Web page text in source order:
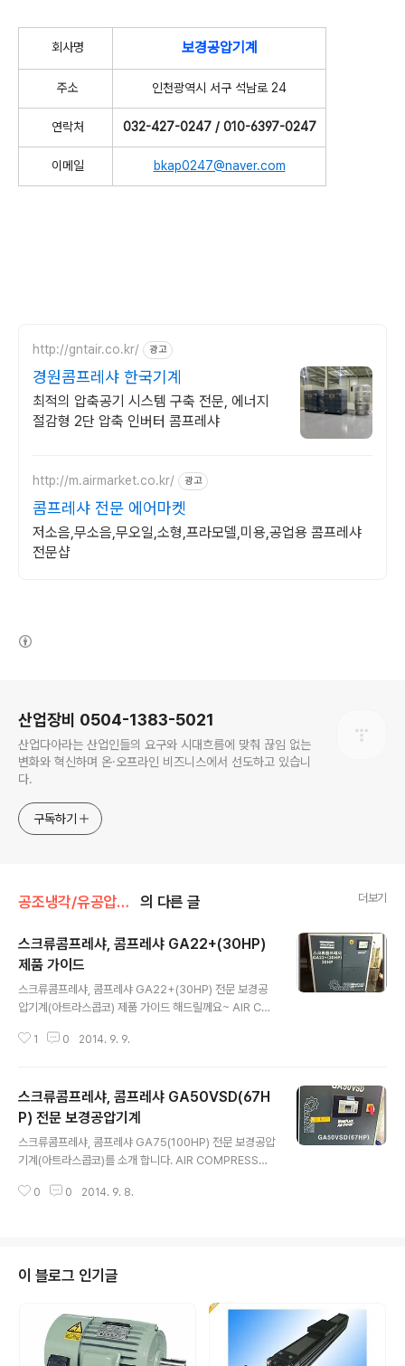
회사명 보경공압기계
주소 인천광역시 서구 석남로 24
연락처 032-427-0247 / 010-6397-0247
이메일 bkap0247@naver.com
http://gntair.co.kr/ 광고
경원콤프레샤 한국기계
최적의 압축공기 시스템 구축 전문, 에너지
절감형 2단 압축 인버터 콤프레샤
http://m.airmarket.co.kr/ 광고
콤프레샤 전문 에어마켓
저소음,무소음,무오일,소형,프라모델,미용,공업용 콤프레샤
전문샵
산업장비 0504-1383-5021
산업다아라는 산업인들의 요구와 시대흐름에 맞춰 끊임 없는
변화와 혁신하며 온·오프라인 비즈니스에서 선도하고 있습니
다.
구독하기
공조냉각/유공압유분체 의 다른 글 더보기
스크류콤프레샤, 콤프레샤 GA22+(30HP)
제품 가이드
스크류콤프레샤, 콤프레샤 GA22+(30HP) 전문 보경공
압기계(아트라스콥코) 제품 가이드 해드릴께요~ AIR CO
결해 드리겠습니다. ATLAS COPCO G--PACK(Scre
경우 현재 8,000여대가 가동되고 있으며 약 35% 이상의
Market Share를 갖고 있는 명실상부한 Market Lead
er로 자리잡고 있습니다. 경인지역의 완벽한 After Servi
ce를 위하여 인천대리점에 Service 부품이 전량 확보 되
어 있으며, Service Workshop을 운영하고 숙련된 Aft
er Service Man 5명이 확보 ..
1 0 2014. 9. 9.
스크류콤프레샤, 콤프레샤 GA50VSD(67H
P) 전문 보경공압기계
스크류콤프레샤, 콤프레샤 GA75(100HP) 전문 보경공압
기계(아트라스콥코)를 소개 합니다. AIR COMPRESSOR
니다. ATLAS COPCO G--PACK(Screw Compres
e를 갖고 있는 명실상부한 Market Leader로 자리잡고
있습니다. 경인지역의 완벽한 After Service를 위하여 인
천대리점에 Service 부품이 전량 확보 되어 있으며, Ser
vice Workshop을 운영하고 숙련된 After Service M
an 5명이 확보 되어 있어..
0 0 2014. 9. 8.
이 블로그 인기글